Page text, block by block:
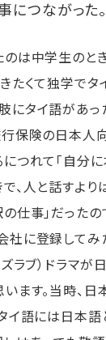
につながった。
は中学生のと
たくて独学で
タイ語があっ
保険の日本人
つれて「自分
、人と話すよ
仕事」だったの
に登録してみ
ズラブ）ドラマ
ます。当時、
イ語には日本